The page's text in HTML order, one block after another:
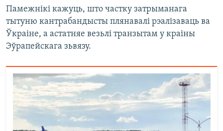
Памежнікі кажуць, што частку затрыманага
тытуню кантрабандысты плянавалі рэалізаваць ва
Ўкраіне, а астатняе везьлі транзытам у краіны
Эўрапейскага зьвязу.